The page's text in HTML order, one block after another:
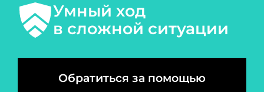
Умный ход
в сложной ситуации
Обратиться за помощью